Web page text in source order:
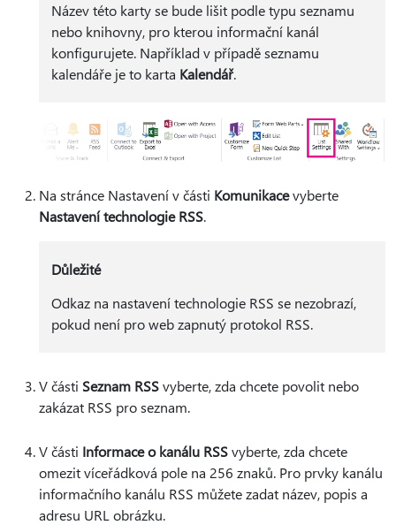
Název této karty se bude lišit podle typu seznamu
nebo knihovny, pro kterou informační kanál
konfigurujete. Například v případě seznamu
kalendáře je to karta Kalendář.
Na stránce Nastavení v části Komunikacevyberte
Nastavení technologie RSS.
Důležité
Odkaz na nastavení technologie RSS se nezobrazí,
pokud není pro web zapnutý protokol RSS.
V části Seznam RSSvyberte, zda chcete povolit nebo
zakázat RSS pro seznam.
V části Informace o kanálu RSSvyberte, zda chcete
omezit víceřádková pole na 256 znaků. Pro prvky kanálu
informačního kanálu RSS můžete zadat název, popis a
adresu URL obrázku.